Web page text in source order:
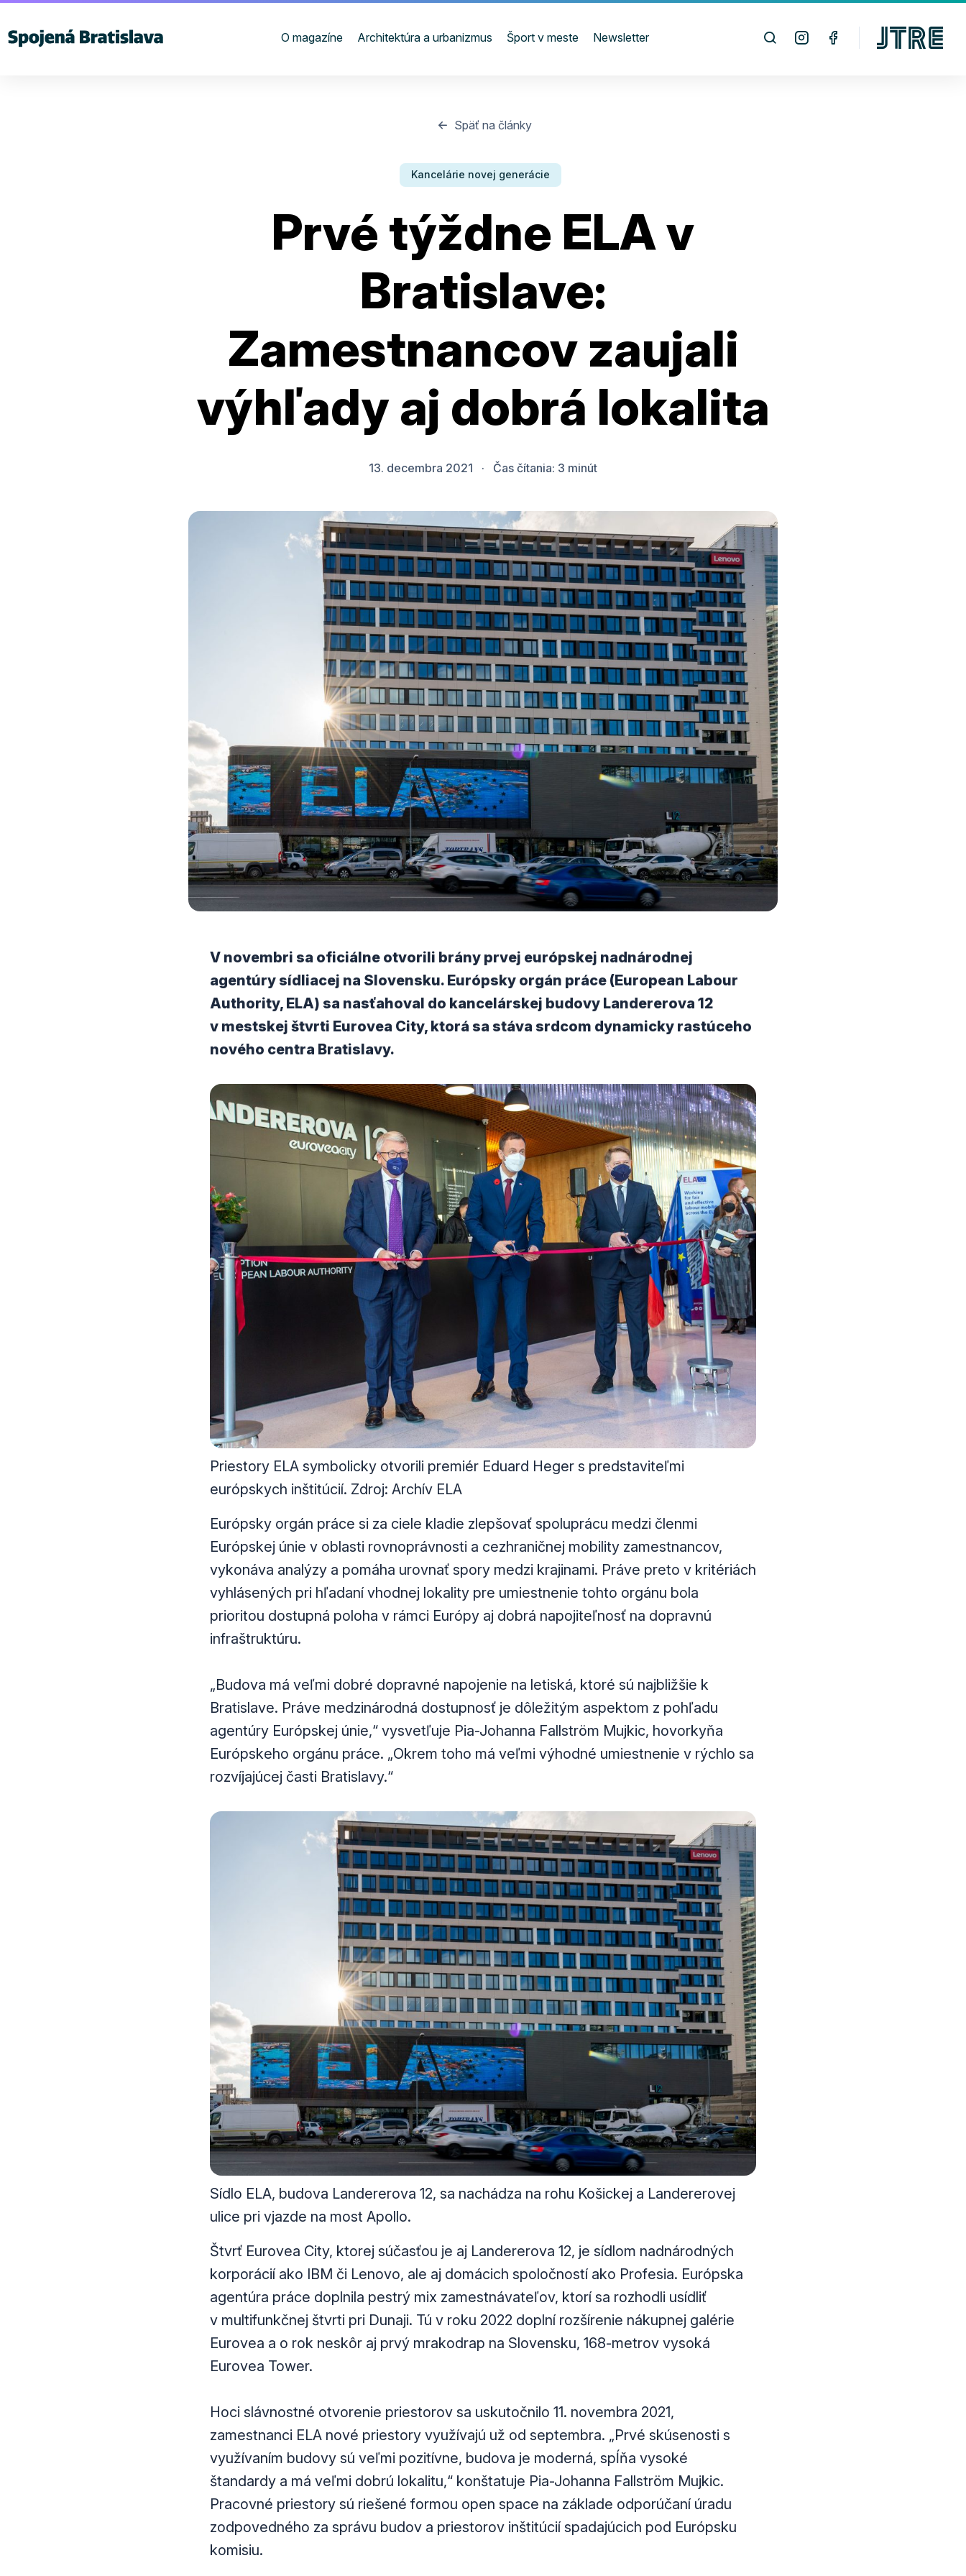
O magazíne Architektúra a urbanizmus Šport v meste Newsletter
Späť na články
Kancelárie novej generácie
Prvé týždne ELA v
Bratislave:
Zamestnancov zaujali
výhľady aj dobrá lokalita
13. decembra 2021 · Čas čítania: 3 minút
V novembri sa oficiálne otvorili brány prvej európskej nadnárodnej
agentúry sídliacej na Slovensku. Európsky orgán práce (European Labour
Authority, ELA) sa nasťahoval do kancelárskej budovy Landererova 12
v mestskej štvrti Eurovea City, ktorá sa stáva srdcom dynamicky rastúceho
nového centra Bratislavy.
Priestory ELA symbolicky otvorili premiér Eduard Heger s predstaviteľmi
európskych inštitúcií. Zdroj: Archív ELA
Európsky orgán práce si za ciele kladie zlepšovať spoluprácu medzi členmi
Európskej únie v oblasti rovnoprávnosti a cezhraničnej mobility zamestnancov,
vykonáva analýzy a pomáha urovnať spory medzi krajinami. Práve preto v kritériách
vyhlásených pri hľadaní vhodnej lokality pre umiestnenie tohto orgánu bola
prioritou dostupná poloha v rámci Európy aj dobrá napojiteľnosť na dopravnú
infraštruktúru.
„Budova má veľmi dobré dopravné napojenie na letiská, ktoré sú najbližšie k
Bratislave. Práve medzinárodná dostupnosť je dôležitým aspektom z pohľadu
agentúry Európskej únie,“ vysvetľuje Pia-Johanna Fallström Mujkic, hovorkyňa
Európskeho orgánu práce. „Okrem toho má veľmi výhodné umiestnenie v rýchlo sa
rozvíjajúcej časti Bratislavy.“
Sídlo ELA, budova Landererova 12, sa nachádza na rohu Košickej a Landererovej
ulice pri vjazde na most Apollo.
Štvrť Eurovea City, ktorej súčasťou je aj Landererova 12, je sídlom nadnárodných
korporácií ako IBM či Lenovo, ale aj domácich spoločností ako Profesia. Európska
agentúra práce doplnila pestrý mix zamestnávateľov, ktorí sa rozhodli usídliť
v multifunkčnej štvrti pri Dunaji. Tú v roku 2022 doplní rozšírenie nákupnej galérie
Eurovea a o rok neskôr aj prvý mrakodrap na Slovensku, 168-metrov vysoká
Eurovea Tower.
Hoci slávnostné otvorenie priestorov sa uskutočnilo 11. novembra 2021,
zamestnanci ELA nové priestory využívajú už od septembra. „Prvé skúsenosti s
využívaním budovy sú veľmi pozitívne, budova je moderná, spĺňa vysoké
štandardy a má veľmi dobrú lokalitu,“ konštatuje Pia-Johanna Fallström Mujkic.
Pracovné priestory sú riešené formou open space na základe odporúčaní úradu
zodpovedného za správu budov a priestorov inštitúcií spadajúcich pod Európsku
komisiu.